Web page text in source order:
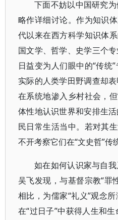
下面不妨以中国研究
略作详细讨论。作为知识
代以来在西方科学知识体
国文学、哲学、史学三个
日益变为人们眼中的“传统
实际的人类学田野调查却
在系统地渗入乡村社会，
体性地认识世界和安排生
民日常生活当中。若对其
不开考察它们在“文史哲”传
如在如何认识家与自
吴飞发现，与基督宗教“罪
相比，为儒家“礼义”观念
在“过日子”中获得人生和